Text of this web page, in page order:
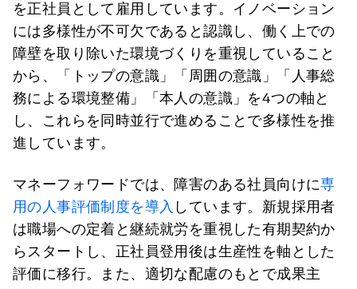
を正社員として雇用しています。イノベーション
には多様性が不可欠であると認識し、働く上での
障壁を取り除いた環境づくりを重視していること
から、「トップの意識」「周囲の意識」「人事総
務による環境整備」「本人の意識」を4つの軸と
し、これらを同時並行で進めることで多様性を推
進しています。
マネーフォワードでは、障害のある社員向けに専
用の人事評価制度を導入 しています。新規採用者
は職場への定着と継続就労を重視した有期契約か
らスタートし、正社員登用後は生産性を軸とした
評価に移行。また、適切な配慮のもとで成果主